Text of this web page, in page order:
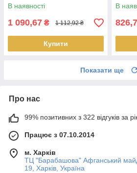
В наявності
1 090,67 ₴ 1 112,92 ₴
Купити
В
Показати ще
Про нас
99% позитивних з 322 відгуків за
Працює з 07.10.2014
м. Харків
ТЦ "Барабашова" Афганський
19, Харків, Україна